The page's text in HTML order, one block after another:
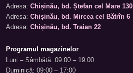
Adresa: Chișinău, bd. Ștefan cel Mare 130
Adresa: Chișinău, bd. Mircea cel Bătrîn 6
Adresa: Chișinău, bd. Traian 22
Programul magazinelor
Luni – Sâmbătă: 09:00 – 19:00
Duminică: 09:00 – 17:00